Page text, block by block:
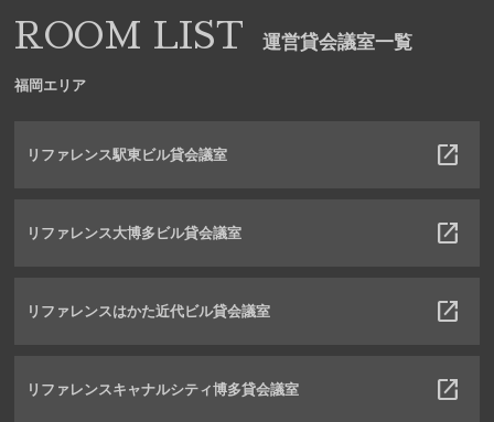
ROOM LIST 運営貸会議室一覧
福岡エリア
リファレンス駅東ビル貸会議室
リファレンス大博多ビル貸会議室
リファレンスはかた近代ビル貸会議室
リファレンスキャナルシティ博多貸会議室